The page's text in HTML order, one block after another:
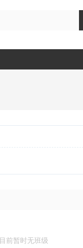
目前暂时无班级